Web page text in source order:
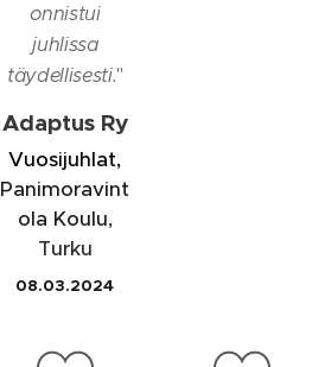
onnistui
juhlissa
täydellisesti."
Adaptus Ry
Vuosijuhlat,
Panimoravint
ola Koulu,
Turku
08.03.2024